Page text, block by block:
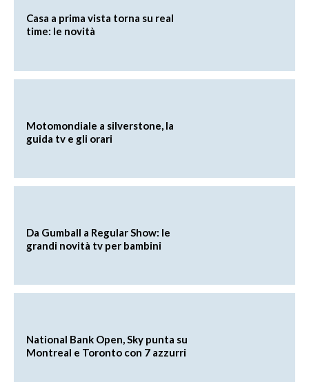
Casa a prima vista torna su real
time: le novità
Motomondiale a silverstone, la
guida tv e gli orari
Da Gumball a Regular Show: le
grandi novità tv per bambini
National Bank Open, Sky punta su
Montreal e Toronto con 7 azzurri